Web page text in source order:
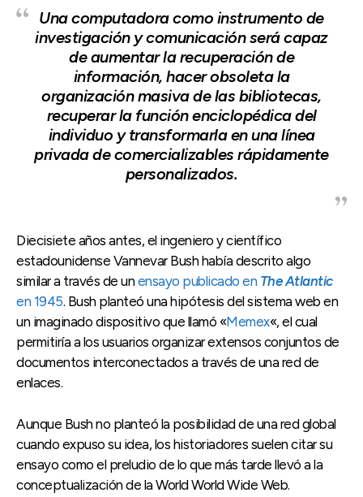
Una computadora como instrumento de
investigación y comunicación será capaz
de aumentar la recuperación de
información, hacer obsoleta la
organización masiva de las bibliotecas,
recuperar la función enciclopédica del
individuo y transformarla en una línea
privada de comercializables rápidamente
personalizados.
Diecisiete años antes, el ingeniero y científico
estadounidense Vannevar Bush había descrito algo
similar a través de unensayo publicado en The Atlantic
en 1945. Bush planteó una hipótesis del sistema web en
un imaginado dispositivo que llamó «Memex«, el cual
permitiría a los usuarios organizar extensos conjuntos de
documentos interconectados a través de una red de
enlaces.
Aunque Bush no planteó la posibilidad de una red global
cuando expuso su idea, los historiadores suelen citar su
ensayo como el preludio de lo que más tarde llevó a la
conceptualización de la World World Wide Web.